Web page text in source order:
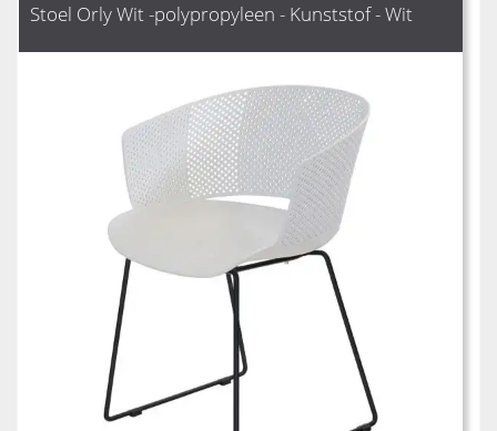
Stoel Orly Wit -polypropyleen - Kunststof - Wit